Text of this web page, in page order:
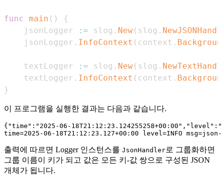
func main ( )
{
	jsonLogger
:= slog . New( slog .
	jsonLogger
. InfoContext ( context .
	textLogger
:= slog . New( slog .
	textLogger
. InfoContext ( context .
}
이 프로그램을 실행한 결과는 다음과 같습니다.
{"time":"2025-06-
출력에 따르면 Logger 인스턴스를 JsonHandler로 그룹화하면
그룹 이름이 키가 되고 값은 모든 키-값 쌍으로 구성된 JSON
개체가 됩니다.